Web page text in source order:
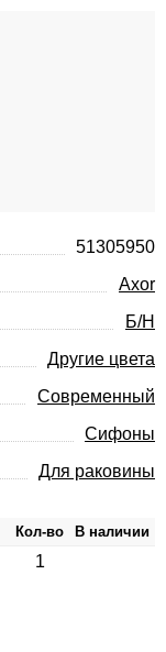
51305950
Axor
Б/Н
Другие цвета
Современный
Сифоны
Для раковины
Кол-во В наличии
1